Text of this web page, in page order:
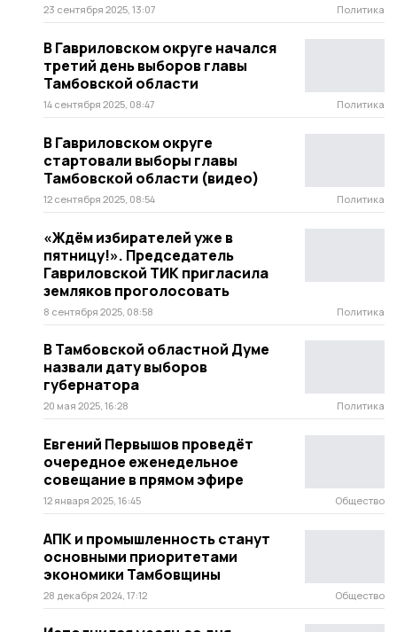
23 сентября 2025, 13:07 Политика
В Гавриловском округе начался
третий день выборов главы
Тамбовской области
14 сентября 2025, 08:47 Политика
В Гавриловском округе
стартовали выборы главы
Тамбовской области (видео)
12 сентября 2025, 08:54 Политика
«Ждём избирателей уже в
пятницу!». Председатель
Гавриловской ТИК пригласила
земляков проголосовать
8 сентября 2025, 08:58 Политика
В Тамбовской областной Думе
назвали дату выборов
губернатора
20 мая 2025, 16:28 Политика
Евгений Первышов проведёт
очередное еженедельное
совещание в прямом эфире
12 января 2025, 16:45 Общество
АПК и промышленность станут
основными приоритетами
экономики Тамбовщины
28 декабря 2024, 17:12 Общество